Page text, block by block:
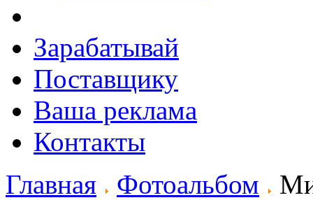
Зарабатывай
Поставщику
Ваша реклама
Контакты
Главная
Фотоальбом